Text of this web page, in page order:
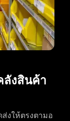
ลังสินค้า
งให้ตรงตามอ